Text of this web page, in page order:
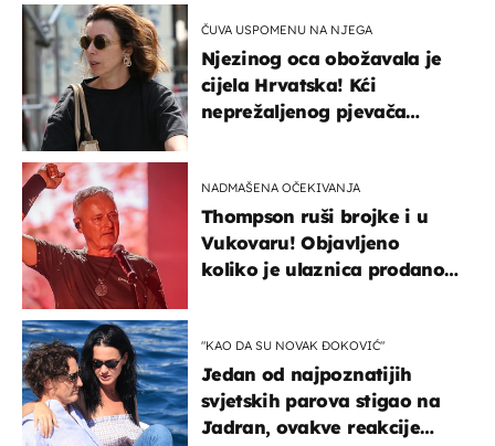
ČUVA USPOMENU NA NJEGA
Njezinog oca obožavala je
cijela Hrvatska! Kći
neprežaljenog pjevača
NADMAŠENA OČEKIVANJA
Thompson ruši brojke i u
Vukovaru! Objavljeno
koliko je ulaznica prodano
"KAO DA SU NOVAK ĐOKOVIĆ"
Jedan od najpoznatijih
svjetskih parova stigao na
Jadran, ovakve reakcije